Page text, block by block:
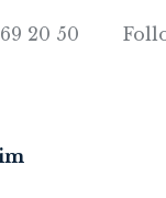
20 50